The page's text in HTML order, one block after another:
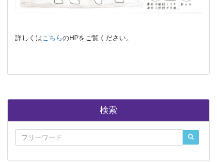
詳しくはこちらのHPをご覧ください。
検索